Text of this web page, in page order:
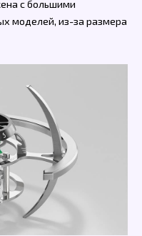
с большими
моделей, из-за размера